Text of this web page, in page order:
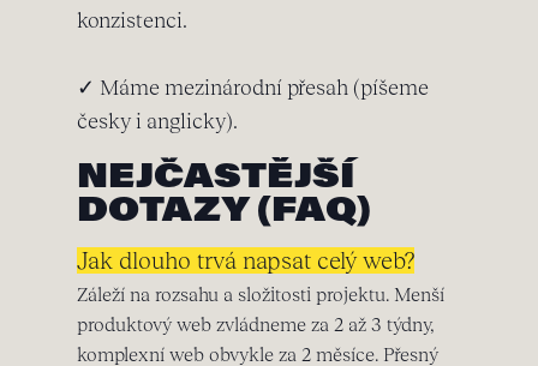
konzistenci.
✓ Máme mezinárodní přesah (píšeme
česky i anglicky).
NEJČASTĚJŠÍ
DOTAZY (FAQ)
Jak dlouho trvá napsat celý web?
Záleží na rozsahu a složitosti projektu. Menší
produktový web zvládneme za 2 až 3 týdny,
komplexní web obvykle za 2 měsíce. Přesný